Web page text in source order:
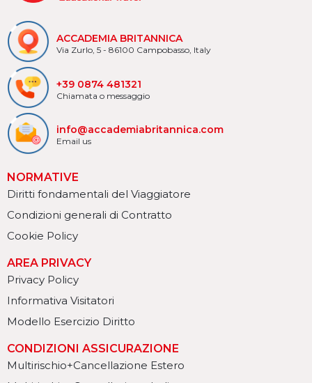
ACCADEMIA BRITANNICA
Via Zurlo, 5 - 86100 Campobasso, Italy
+39 0874 481321
Chiamata o messaggio
info@accademiabritannica.com
Email us
NORMATIVE
Diritti fondamentali del Viaggiatore
Condizioni generali di Contratto
Cookie Policy
AREA PRIVACY
Privacy Policy
Informativa Visitatori
Modello Esercizio Diritto
CONDIZIONI ASSICURAZIONE
Multirischio+Cancellazione Estero